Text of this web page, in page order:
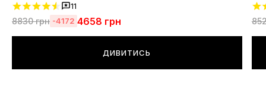
11
8830грн -4172 4658 грн
ДИВИТИСЬ